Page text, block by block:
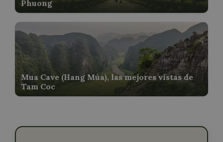
Phuong
Mua Cave (Hang Múa), las mejores vistas de
Tam Coc